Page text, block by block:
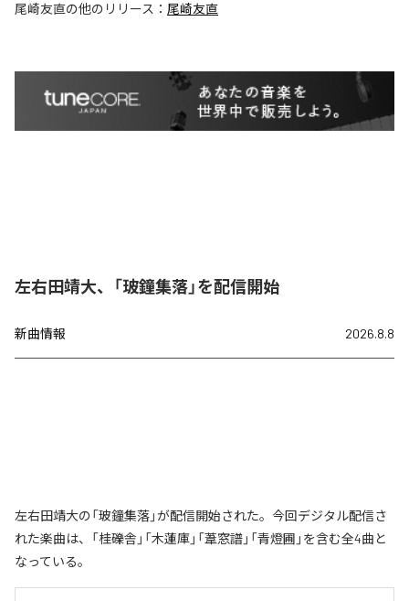
尾崎友直の他のリリース： 尾崎友直
左右田靖大、「玻鐘集落」を配信開始
新曲情報 2026.8.8
左右田靖大の「玻鐘集落」が配信開始された。今回デジタル配信さ
れた楽曲は、「桂礫舎」「木蓮庫」「葦窓譜」「青燈圃」を含む全4曲と
なっている。